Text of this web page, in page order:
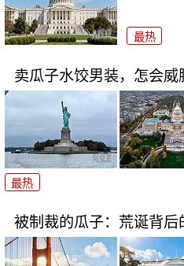
最热
卖瓜子水饺男装，怎会威
最热
被制裁的瓜子：荒诞背后